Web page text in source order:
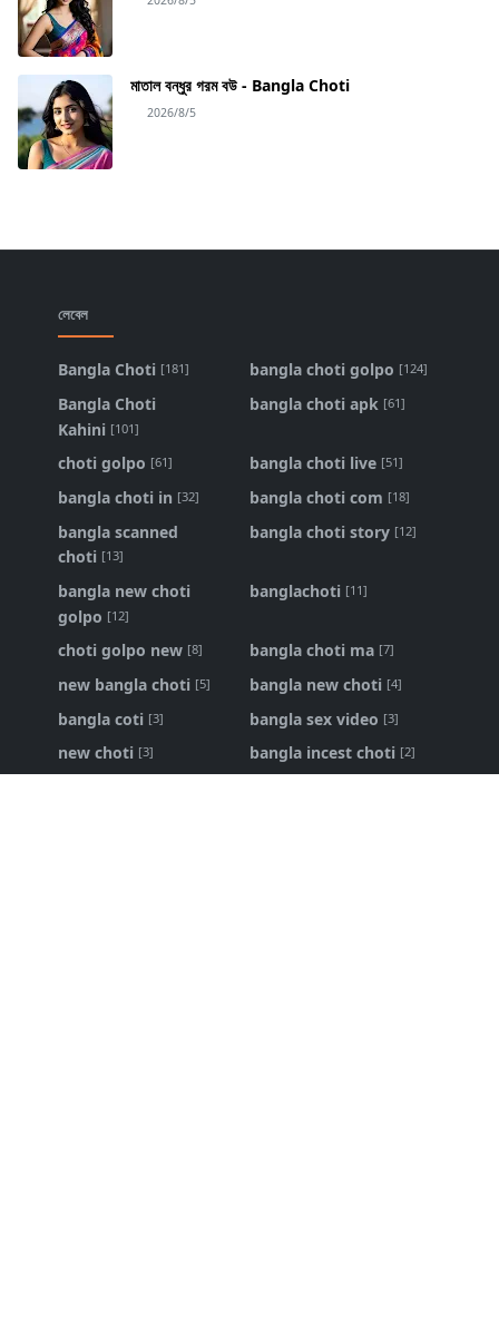
মাতাল বন্ধুর গরম বউ - Bangla Choti
2026/8/5
লেবেল
Bangla Choti [181] bangla choti golpo [124]
Bangla Choti
Kahini [101]
bangla choti apk [61]
choti golpo [61] bangla choti live [51]
bangla choti in [32] bangla choti com [18]
bangla scanned
choti [13]
bangla choti story [12]
bangla new choti
golpo [12]
banglachoti [11]
choti golpo new [8] bangla choti ma [7]
new bangla choti [5] bangla new choti [4]
bangla coti [3] bangla sex video [3]
new choti [3] bangla incest choti [2]